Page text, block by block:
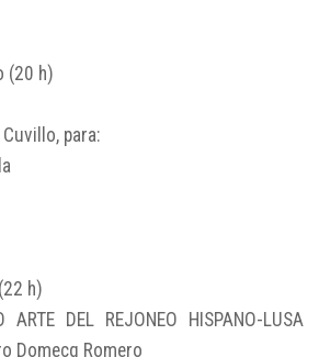
(20 h)
para:
h)
ARTE DEL REJONEO HISPANO-LUSA
Domecq Romero